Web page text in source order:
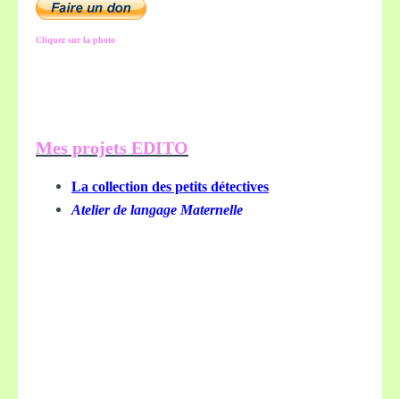
Cliquez sur la photo
Mes projets EDITO
La collection des petits détectives
Atelier de langage Maternelle